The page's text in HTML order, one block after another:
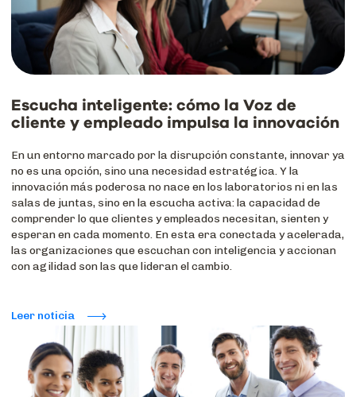
Escucha inteligente: cómo la Voz de
cliente y empleado impulsa la innovación
En un entorno marcado por la disrupción constante, innovar ya
no es una opción, sino una necesidad estratégica. Y la
innovación más poderosa no nace en los laboratorios ni en las
salas de juntas, sino en la escucha activa: la capacidad de
comprender lo que clientes y empleados necesitan, sienten y
esperan en cada momento. En esta era conectada y acelerada,
las organizaciones que escuchan con inteligencia y accionan
con agilidad son las que lideran el cambio.
Leer noticia